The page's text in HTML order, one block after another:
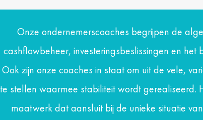
Onze ondernemerscoaches begrijpen de
cashflowbeheer, investeringsbeslissingen en
Ook zijn onze coaches in staat om uit de vele,
te stellen waarmee stabiliteit wordt gerealiseerd.
maatwerk dat aansluit bij de unieke situatie